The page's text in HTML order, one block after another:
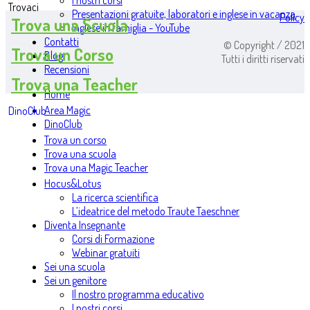
Presentazioni gratuite, laboratori e inglese in vacanza
Inglese in famiglia - YouTube
Contatti
Blog
Recensioni
Home
Area Magic
DinoClub
Trova un corso
Trova una scuola
Trova una Magic Teacher
Hocus&Lotus
La ricerca scientifica
L’ideatrice del metodo Traute Taeschner
Diventa Insegnante
Corsi di Formazione
Webinar gratuiti
Sei una scuola
Sei un genitore
Il nostro programma educativo
Trovaci
Trova una Scuola
Trova un Corso
Trova una Teacher
DinoClub
Policy
© Copyright / 2021
Tutti i diritti riservati